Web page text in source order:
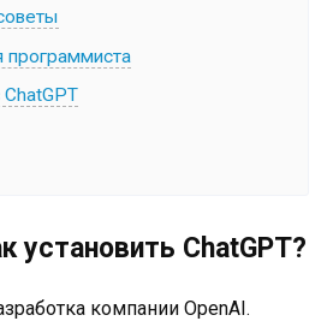
программиста
ChatGPT
установить ChatGPT?
компании OpenAI.